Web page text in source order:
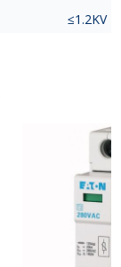
≤1.2KV